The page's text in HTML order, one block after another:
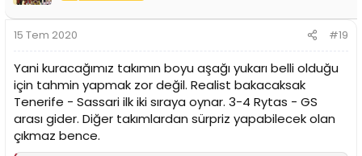
15 Tem 2020 #19
Yani kuracağımız takımın boyu aşağı yukarı belli olduğu
için tahmin yapmak zor değil. Realist bakacaksak
Tenerife - Sassari ilk iki sıraya oynar. 3-4 Rytas - GS
arası gider. Diğer takımlardan sürpriz yapabilecek olan
çıkmaz bence.